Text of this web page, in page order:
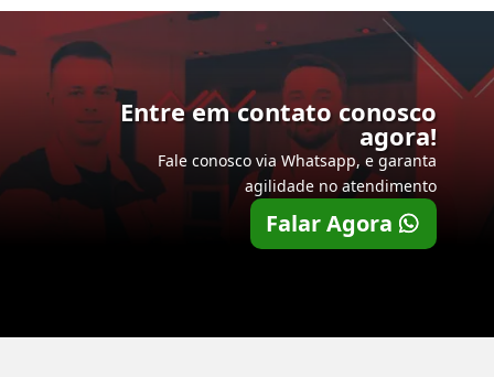
Entre em contato conosco
agora!
Fale conosco via Whatsapp, e garanta
agilidade no atendimento
Falar Agora